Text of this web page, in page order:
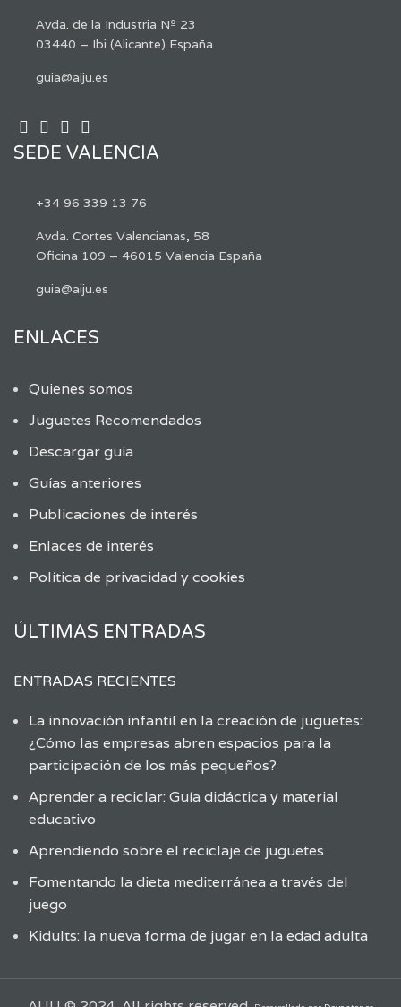
Avda. de la Industria Nº 23
03440 – Ibi (Alicante) España
guia@aiju.es
SEDE VALENCIA
+34 96 339 13 76
Avda. Cortes Valencianas, 58
Oficina 109 – 46015 Valencia España
guia@aiju.es
ENLACES
Quienes somos
Juguetes Recomendados
Descargar guía
Guías anteriores
Publicaciones de interés
Enlaces de interés
Política de privacidad y cookies
ÚLTIMAS ENTRADAS
ENTRADAS RECIENTES
La innovación infantil en la creación de juguetes:
¿Cómo las empresas abren espacios para la
participación de los más pequeños?
Aprender a reciclar: Guía didáctica y material
educativo
Aprendiendo sobre el reciclaje de juguetes
Fomentando la dieta mediterránea a través del
juego
Kidults: la nueva forma de jugar en la edad adulta